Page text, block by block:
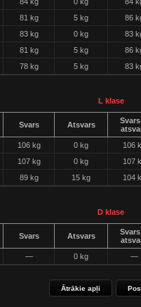
81 kg 5 kg
86
83 kg 0 kg
83
81 kg 5 kg
86
78 kg 5 kg 83
L klase
Svars Atsvars
106 kg 0 kg
106
107 kg 0 kg
107
89 kg 15 kg 104
D klase
Svars Atsvars
— 0 kg —
Ātrākie apļi